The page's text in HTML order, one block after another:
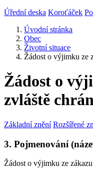
Úřední deska Koroťáček
Úvodní stránka
Obec
Životní situace
Žádost o výjimku ze
Žádost o
zvláště
Základní znění Rozšířené
3. Pojmenování
Žádost o výjimku ze